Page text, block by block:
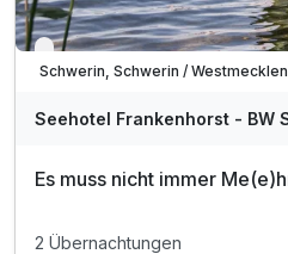
WAR
202
Verfügbar bis Dezember
Schwerin, Schwerin /
Seehotel Frankenhorst - BW
Es muss nicht immer
2 Übernachtungen